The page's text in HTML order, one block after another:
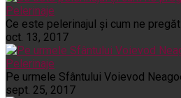
Pelerinaje
Ce este pelerinajul şi cum ne
oct. 13, 2017
Pelerinaje
Pe urmele Sfântului Voievod
sept. 25, 2017